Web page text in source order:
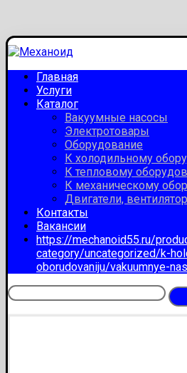
Главная
Услуги
Каталог
Вакуумные насосы
Электротовары
Оборудование
К холодильному
К тепловому
К механическому
Двигатели,
Контакты
Вакансии
https://mechanoid55.ru/
category/uncategorized/k-
oborudovaniju/vakuumnye-